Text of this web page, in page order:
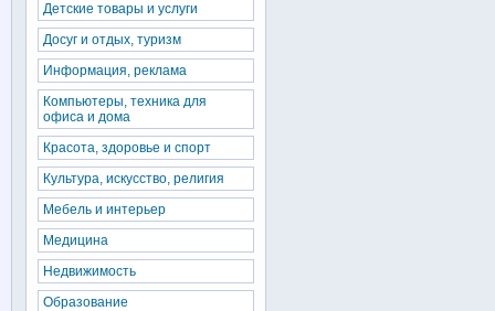
Детские товары и услуги
Досуг и отдых, туризм
Информация, реклама
Компьютеры, техника для
офиса и дома
Красота, здоровье и спорт
Культура, искусство, религия
Мебель и интерьер
Медицина
Недвижимость
Образование